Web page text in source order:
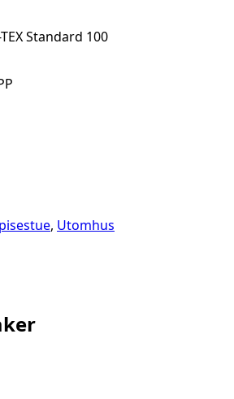
Standard 100
, Utomhus